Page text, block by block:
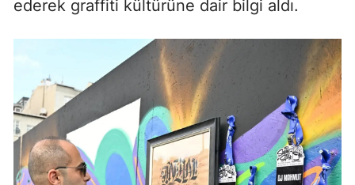
ederek graffiti kültürüne dair bilgi aldı.